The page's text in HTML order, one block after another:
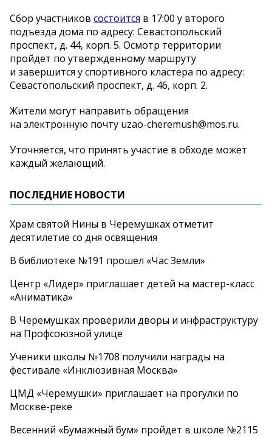
Сбор участников состоится в 17:00 у второго
подъезда дома по адресу: Севастопольский
проспект, д. 44, корп. 5. Осмотр территории
пройдет по утвержденному маршруту
и завершится успортивного кластера по адресу:
Севастопольский проспект, д. 46, корп. 2.
Жители могут направить обращения
на электронную почту uzao-cheremush@mos.ru.
Уточняется, что принять участие в обходе может
каждый желающий.
ПОСЛЕДНИЕ НОВОСТИ
Храм святой Нины в Черемушках отметит
десятилетие со дня освящения
В библиотеке №191 прошел «Час Земли»
Центр «Лидер» приглашает детей на мастер-класс
«Аниматика»
В Черемушках проверили дворы и инфраструктуру
на Профсоюзной улице
Ученики школы №1708 получили награды на
фестивале «Инклюзивная Москва»
ЦМД «Черемушки» приглашает на прогулки по
Москве-реке
Весенний «Бумажный бум» пройдет в школе №2115